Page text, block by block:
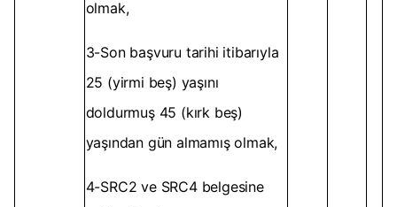
olmak,
3-Son başvuru tarihi itibarıyla
25 (yirmi beş) yaşını
doldurmuş 45 (kırk beş)
yaşından gün almamış olmak,
4-SRC2 ve SRC4 belgesine